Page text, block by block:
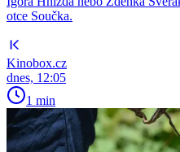
otce Součka.
Kinobox.cz
dnes, 12:05
1 min